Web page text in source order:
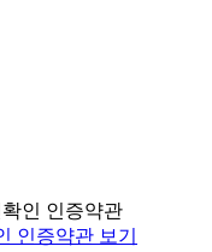
인 인증약관
인증약관 보기